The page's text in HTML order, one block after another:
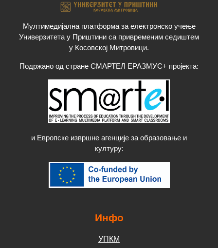
Мултимедијална платформа за електронско учење
Универзитета у Приштини са привременим седиштем
у Косовској Митровици.
Подржано од стране СМАРТЕЛ ЕРАЗМУС+ пројекта:
и Европске извршне агенције за образовање и
културу:
Инфо
УПКМ